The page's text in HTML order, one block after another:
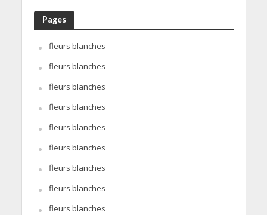
Pages
fleurs blanches
fleurs blanches
fleurs blanches
fleurs blanches
fleurs blanches
fleurs blanches
fleurs blanches
fleurs blanches
fleurs blanches